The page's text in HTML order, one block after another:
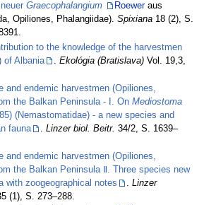
Graecophalangium Roeweraus
Opiliones, Phalangiidae). Spixiana 18 (2), S.
to the knowledge of the harvestmen
of Albania
Ekológia (Bratislava) Vol. 19,3,
and endemic harvestmen (Opiliones,
the Balkan Peninsula - I. On Mediostoma
(Nemastomatidae) - a new species and
fauna
Linzer biol. Beitr. 34/2, S. 1639–
and endemic harvestmen (Opiliones,
the Balkan Peninsula Ⅱ. Three species new
with zoogeographical notes
. Linzer
(1), S. 273–288.